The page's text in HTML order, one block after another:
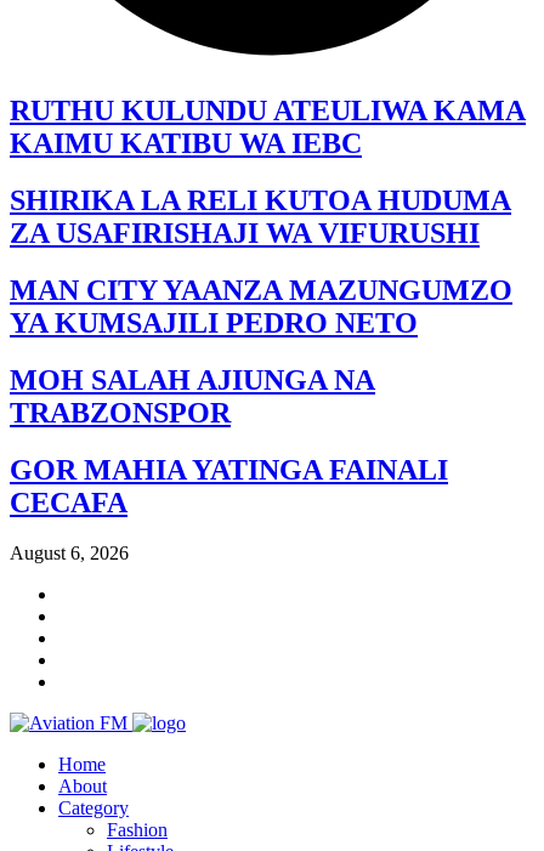
RUTHU KULUNDU ATEULIWA KAMA
KAIMU KATIBU WA IEBC
SHIRIKA LA RELI KUTOA HUDUMA
ZA USAFIRISHAJI WA VIFURUSHI
MAN CITY YAANZA MAZUNGUMZO
YA KUMSAJILI PEDRO NETO
MOH SALAH AJIUNGA NA
TRABZONSPOR
GOR MAHIA YATINGA FAINALI
CECAFA
August 6, 2026
Home
About
Category
Fashion